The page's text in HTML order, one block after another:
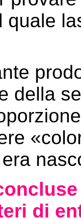
quale
della
di